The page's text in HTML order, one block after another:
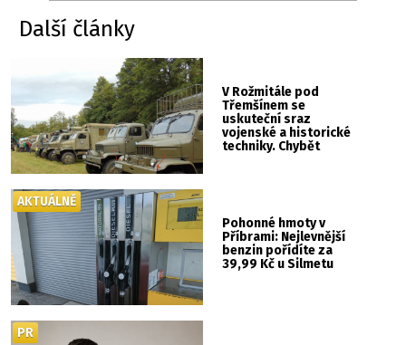
Další články
V Rožmitále pod
Třemšínem se
uskuteční sraz
vojenské a historické
techniky. Chybět
Pohonné hmoty v
Příbrami: Nejlevnější
benzin pořídíte za
39,99 Kč u Silmetu
AKTUÁLNĚ
PR